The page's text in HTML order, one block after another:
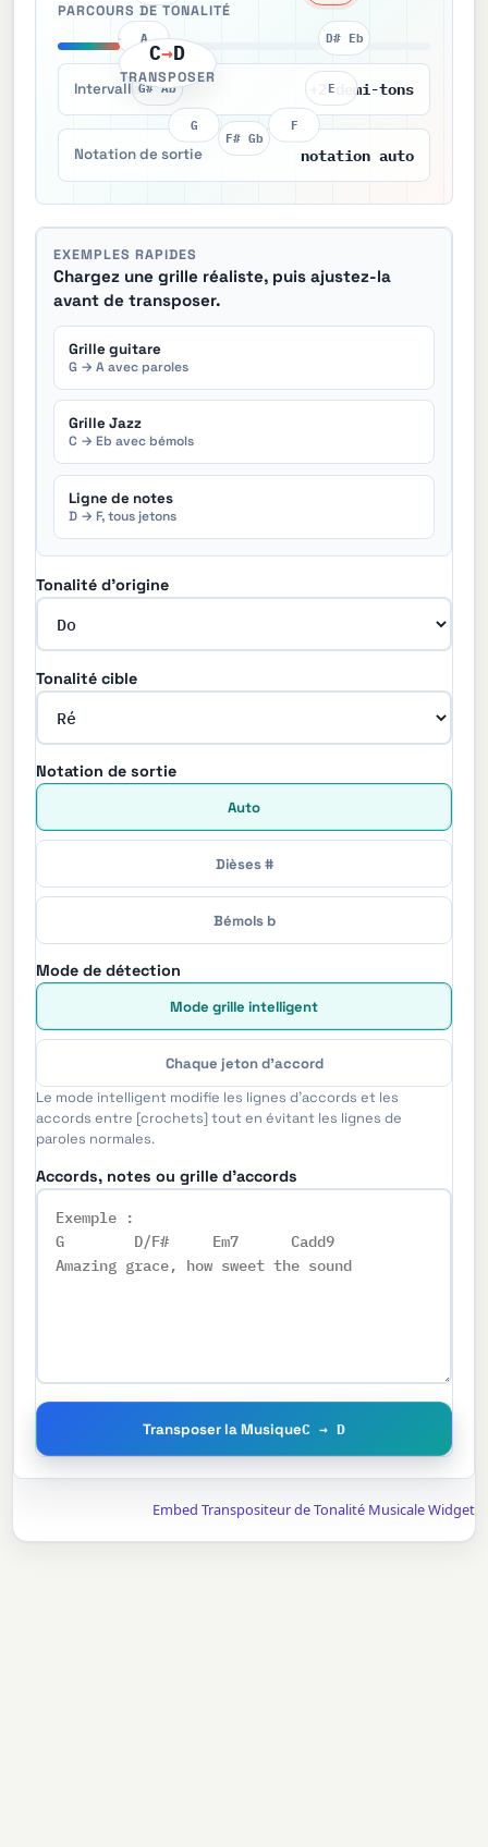
PARCOURS DE TONALITÉ
D# Eb
E
F
F# Gb
G
G# Ab
A
C→D
TRANSPOSER
Intervalle +2 demi-tons
Notation de sortie notation auto
EXEMPLES RAPIDES
Chargez une grille réaliste, puis ajustez-la
avant de transposer.
Grille guitare
G → A avec paroles
Grille Jazz
C → Eb avec bémols
Ligne de notes
D → F, tous jetons
Tonalité d'origine
Tonalité cible
Notation de sortie
Auto
Dièses #
Bémols b
Mode de détection
Mode grille intelligent
Chaque jeton d'accord
Le mode intelligent modifie les lignes d'accords et les
accords entre [crochets] tout en évitant les lignes de
paroles normales.
Accords, notes ou grille d'accords
Transposer la MusiqueC → D
Embed Transpositeur de Tonalité Musicale Widget